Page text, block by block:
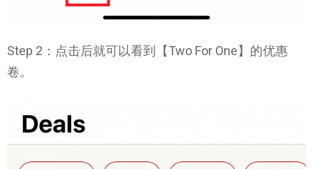
Step 2：点击后就可以看到【Two For One】的优惠
卷。